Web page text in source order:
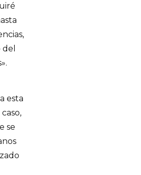
esta
se